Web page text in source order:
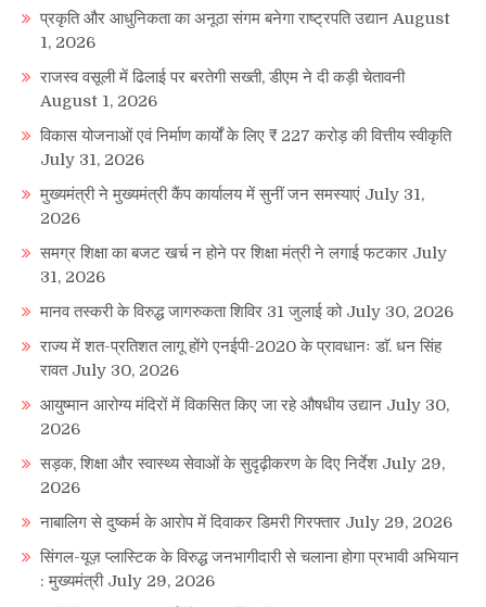
प्रकृति और आधुनिकता का अनूठा संगम बनेगा राष्ट्रपति उद्यान August
1, 2026
राजस्व वसूली में ढिलाई पर बरतेगी सख्ती, डीएम ने दी कड़ी चेतावनी
August 1, 2026
विकास योजनाओं एवं निर्माण कार्यों के लिए ₹ 227 करोड़ की वित्तीय स्वीकृति
July 31, 2026
मुख्यमंत्री ने मुख्यमंत्री कैंप कार्यालय में सुनीं जन समस्याएं July 31,
2026
समग्र शिक्षा का बजट खर्च न होने पर शिक्षा मंत्री ने लगाई फटकार July
31, 2026
मानव तस्करी के विरुद्ध जागरुकता शिविर 31 जुलाई को July 30, 2026
राज्य में शत-प्रतिशत लागू होंगे एनईपी-2020 के प्रावधानः डाॅ. धन सिंह
रावत July 30, 2026
आयुष्मान आरोग्य मंदिरों में विकसित किए जा रहे औषधीय उद्यान July 30,
2026
सड़क, शिक्षा और स्वास्थ्य सेवाओं के सुदृढ़ीकरण के दिए निर्देश July 29,
2026
नाबालिग से दुष्कर्म के आरोप में दिवाकर डिमरी गिरफ्तार July 29, 2026
सिंगल-यूज़ प्लास्टिक के विरुद्ध जनभागीदारी से चलाना होगा प्रभावी अभियान
: मुख्यमंत्री July 29, 2026